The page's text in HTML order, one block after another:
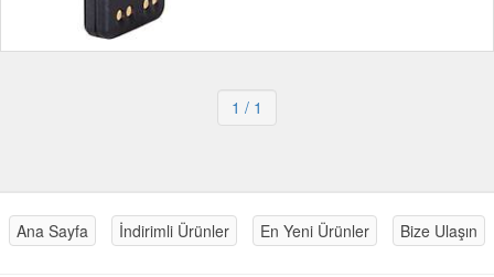
1 / 1
Ana Sayfa İndirimli Ürünler En Yeni Ürünler Bize Ulaşın